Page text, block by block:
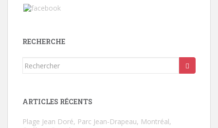
RECHERCHE
Rechercher...
ARTICLES RÉCENTS
Plage Jean Doré, Parc Jean-Drapeau, Montréal,